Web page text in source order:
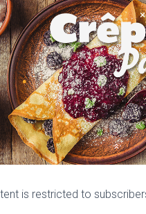
is restricted to